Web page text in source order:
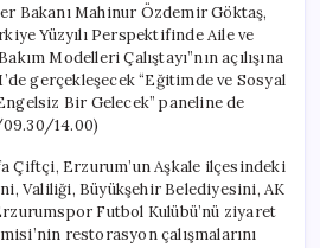
Bakanı Mahinur Özdemir Göktaş,
Yüzyılı Perspektifinde Aile ve
Modelleri Çalıştayı”nın açılışına
gerçekleşecek “Eğitimde ve Sosyal
Bir Gelecek” paneline de
14.00)
Çiftçi, Erzurum’un Aşkale ilçesindeki
Valiliği, Büyükşehir Belediyesini, AK
Futbol Kulübü’nü ziyaret
restorasyon çalışmalarını